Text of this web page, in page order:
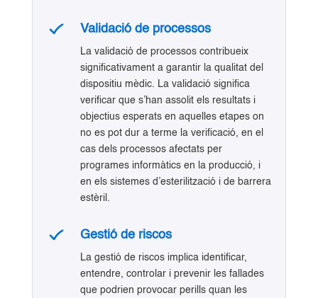
Validació de processos
La validació de processos contribueix
significativament a garantir la qualitat del
dispositiu mèdic. La validació significa
verificar que s’han assolit els resultats i
objectius esperats en aquelles etapes on
no es pot dur a terme la verificació, en el
cas dels processos afectats per
programes informàtics en la producció, i
en els sistemes d’esterilització i de barrera
estèril.
Gestió de riscos
La gestió de riscos implica identificar,
entendre, controlar i prevenir les fallades
que podrien provocar perills quan les